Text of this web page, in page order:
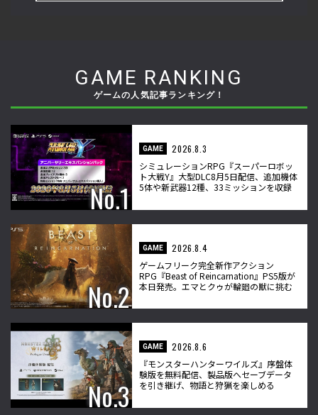
GAME RANKING
ゲームの人気記事ランキング！
GAME
2026.8.3
シミュレーションRPG『スーパーロボッ
ト大戦Y』大型DLC8月5日配信、追加機体
5体や新武器12種、33ミッションを収録
GAME
2026.8.4
ゲームフリーク完全新作アクション
RPG『Beast of Reincarnation』PS5版が
本日発売。エマとクゥが輪廻の獣に挑む
GAME
2026.8.6
『モンスターハンターワイルズ』序盤体
験版を無料配信、製品版へセーブデータ
を引き継げ、物語と狩猟を楽しめる